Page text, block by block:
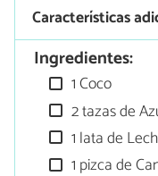
Características
Ingredientes:
1 Coco
2 tazas de
1 lata de
1 pizca de